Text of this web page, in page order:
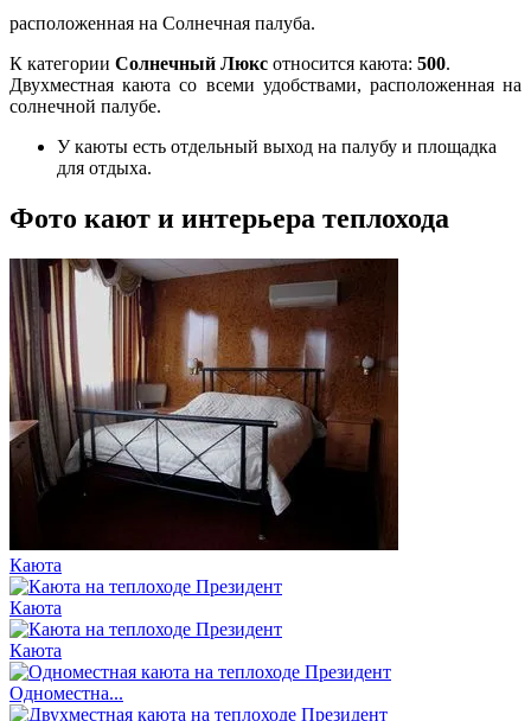
расположенная на Солнечная палуба.
К категории Солнечный Люкс относится каюта: 500.
Двухместная каюта со всеми удобствами, расположенная на
солнечной палубе.
У каюты есть отдельный выход на палубу и площадка
для отдыха.
Фото кают и интерьера теплохода
Каюта
Каюта
Каюта
Одноместна...